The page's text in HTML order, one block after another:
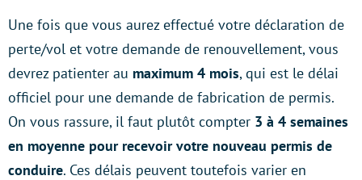
Une fois que vous aurez effectué votre déclaration de
perte/vol et votre demande de renouvellement, vous
devrez patienter au maximum 4 mois, qui est le délai
officiel pour une demande de fabrication de permis.
On vous rassure, il faut plutôt compter 3 à 4 semaines
en moyenne pour recevoir votre nouveau permis de
conduire. Ces délais peuvent toutefois varier en